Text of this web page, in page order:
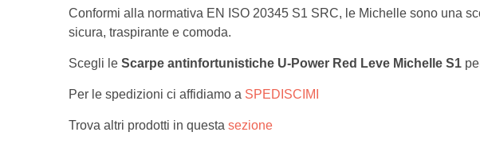
Conformi alla normativa EN ISO 20345 S1 SRC, le Michelle sono una
sicura, traspirante e comoda.
Scegli le Scarpe antinfortunistiche U-Power Red Leve Michelle S1
Per le spedizioni ci affidiamo a SPEDISCIMI
Trova altri prodotti in questa sezione